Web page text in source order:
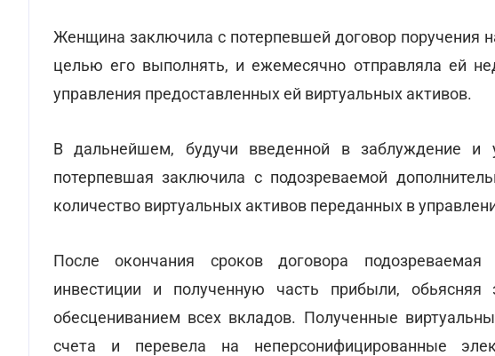
Женщина заключила с потерпевшей договор поручения
целью его выполнять, и ежемесячно отправляла ей
управления предоставленных ей виртуальных активов.
В дальнейшем, будучи введенной в заблуждение и
потерпевшая заключила с подозреваемой
количество виртуальных активов переданных в
После окончания сроков договора подозреваемая
инвестиции и полученную часть прибыли,
обесцениванием всех вкладов. Полученные
счета и перевела на неперсонифицированные